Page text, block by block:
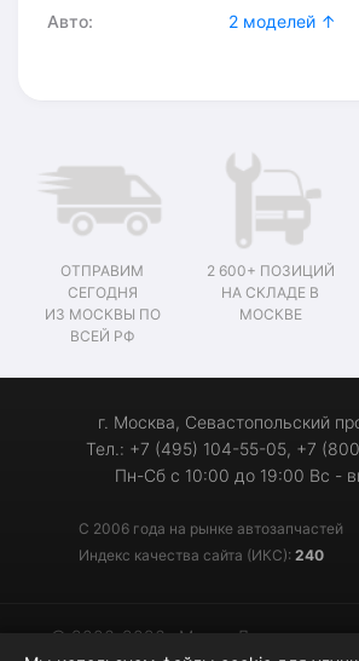
Авто: 2 моделей ↑
ОТПРАВИМ
СЕГОДНЯ
ИЗ МОСКВЫ ПО
ВСЕЙ РФ
2 600+ ПОЗИЦИЙ
НА СКЛАДЕ В
МОСКВЕ
г. Москва, Севастопольский
Тел.: +7 (495) 104-55-05, +7
Пн-Сб с 10:00 до 19:00 Вс -
С 2006 года на рынке автозапчастей
Индекс качества сайта (ИКС): 240
© 2006-2026 «Мотор-Джи» -